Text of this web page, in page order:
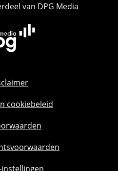
van DPG Media
cookiebeleid
instellingen